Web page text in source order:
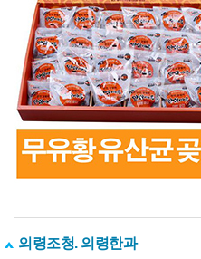
의령조청. 의령한과